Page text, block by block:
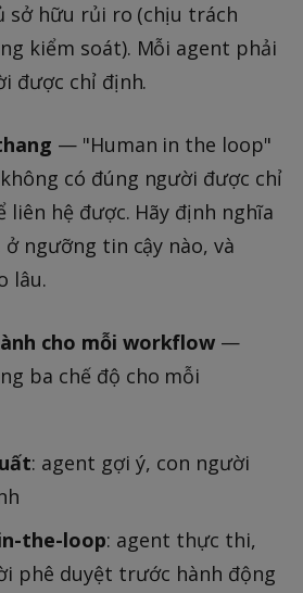
sở hữu rủi ro (chịu trách
kiểm soát). Mỗi agent phải
được chỉ định.
— "Human in the loop"
có đúng người được chỉ
liên hệ được. Hãy định nghĩa
ở ngưỡng tin cậy nào, và
lâu.
cho mỗi workflow —
ba chế độ cho mỗi
: agent gợi ý, con người
the-loop: agent thực thi,
phê duyệt trước hành động